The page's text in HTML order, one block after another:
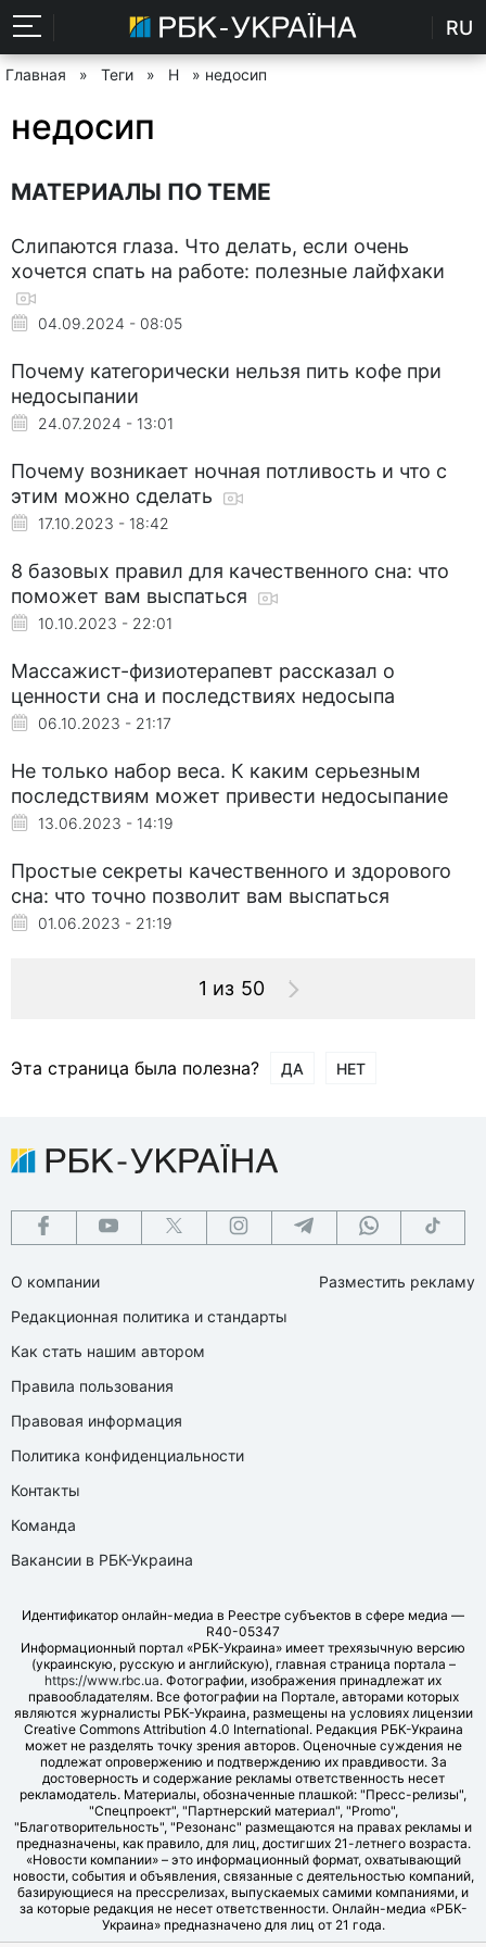
RU
Главная » Теги » Н » недосип
недосип
МАТЕРИАЛЫ ПО ТЕМЕ
Слипаются глаза. Что делать, если очень
хочется спать на работе: полезные лайфхаки
04.09.2024 - 08:05
Почему категорически нельзя пить кофе при
недосыпании
24.07.2024 - 13:01
Почему возникает ночная потливость и что с
этим можно сделать
17.10.2023 - 18:42
8 базовых правил для качественного сна: что
поможет вам выспаться
10.10.2023 - 22:01
Массажист-физиотерапевт рассказал о
ценности сна и последствиях недосыпа
06.10.2023 - 21:17
Не только набор веса. К каким серьезным
последствиям может привести недосыпание
13.06.2023 - 14:19
Простые секреты качественного и здорового
сна: что точно позволит вам выспаться
01.06.2023 - 21:19
1 из 50
Эта страница была полезна? ДА НЕТ
О компании
Редакционная политика и стандарты
Как стать нашим автором
Правила пользования
Правовая информация
Политика конфиденциальности
Контакты
Команда
Вакансии в РБК-Украина
Разместить рекламу
Идентификатор онлайн-медиа в Реестре субъектов в сфере медиа —
R40-05347
Информационный портал «РБК-Украина» имеет трехязычную версию
(украинскую, русскую и английскую), главная страница портала –
https://www.rbc.ua. Фотографии, изображения принадлежат их
правообладателям. Все фотографии на Портале, авторами которых
являются журналисты РБК-Украина, размещены на условиях лицензии
Creative Commons Attribution 4.0 International. Редакция РБК-Украина
может не разделять точку зрения авторов. Оценочные суждения не
подлежат опровержению и подтверждению их правдивости. За
достоверность и содержание рекламы ответственность несет
рекламодатель. Материалы, обозначенные плашкой: "Пресс-релизы",
"Спецпроект", "Партнерский материал", "Promo",
"Благотворительность", "Резонанс" размещаются на правах рекламы и
предназначены, как правило, для лиц, достигших 21-летнего возраста.
«Новости компании» – это информационный формат, охватывающий
новости, события и объявления, связанные с деятельностью компаний,
базирующиеся на прессрелизах, выпускаемых самими компаниями, и
за которые редакция не несет ответственности. Онлайн-медиа «РБК-
Украина» предназначено для лиц от 21 года.